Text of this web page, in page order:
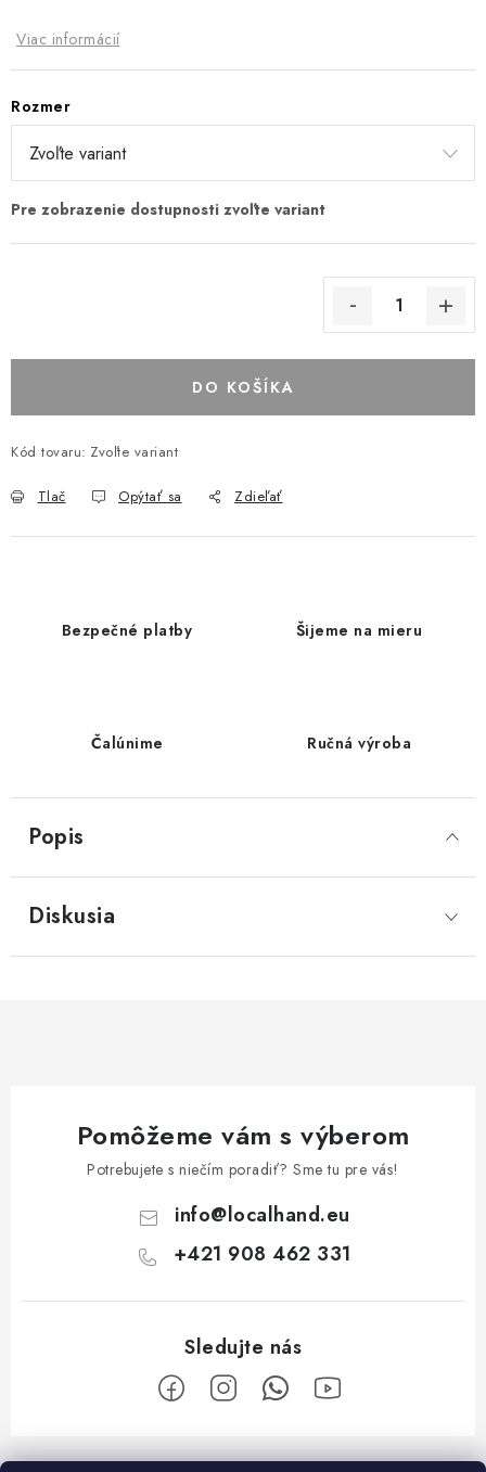
Viac informácií
Rozmer
DO KOŠÍKA
Kód tovaru: Zvoľte variant
Tlač Opýtať sa Zdieľať
Bezpečné platby Šijeme na mieru
Čalúnime Ručná výroba
Popis
Diskusia
Pomôžeme vám s výberom
Potrebujete s niečím poradiť? Sme tu pre vás!
info@localhand.eu
+421 908 462 331
Z